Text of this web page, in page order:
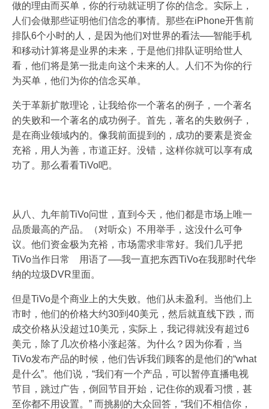
做的理由而买单，你的行动就证明了你的信念。实际上，
人们会做那些证明他们信念的事情。那些在iPhone开售前
排队6个小时的人，是因为他们对世界的看法──智能手机
和移动计算将是业界的未来，于是他们排队证明给世人
看，他们将是第一批走向这个未来的人。人们不为你的行
为买单，他们为你的信念买单。
关于革新扩散理论，让我给你一个著名的例子，一个著名
的失败和一个著名的成功例子。首先，著名的失败例子，
是在商业领域内的。像我前面提到的，成功的要素是资金
充裕，用人为善，市道正好。没错，这样你就可以享有成
功了。那么看看TiVo吧。
从八、九年前TiVo问世，直到今天，他们都是市场上唯一
品质最高的产品。（对听众）不用举手，这没什么可争
议。他们资金极为充裕，市场需求非常好。我们几乎把
TiVo当作日常 用语了──我一直把东西TiVo在我那时代华
纳的垃圾DVR里面。
但是TiVo是个商业上的大失败。他们从未盈利。当他们上
市时，他们的价格大约30到40美元，然后就直线下跌，而
成交价格从没超过10美元，实际上，我记得就没有超过6
美元，除了几次价格小涨起落。为什么？因为你看，当
TiVo发布产品的时候，他们告诉我们顾客的是他们的“what
是什么”。他们说，“我们有一个产品，可以暂停直播电视
节目，跳过广告，倒回节目开始，记住你的观看习惯，甚
至你都不用设置。” 而挑剔的大众回答，“我们不相信你，